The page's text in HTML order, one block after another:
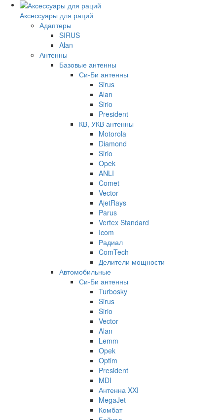
Аксессуары для раций
Адаптеры
SIRUS
Alan
Антенны
Базовые антенны
Си-Би антенны
Sirus
Alan
Sirio
President
КВ, УКВ антенны
Motorola
Diamond
Sirio
Opek
ANLI
Comet
Vector
AjetRays
Parus
Vertex Standard
Icom
Радиал
ComTech
Делители мощности
Автомобильные
Си-Би антенны
Turbosky
Sirus
Sirio
Vector
Alan
Lemm
Opek
Optim
President
MDI
Антенна XXI
MegaJet
Комбат